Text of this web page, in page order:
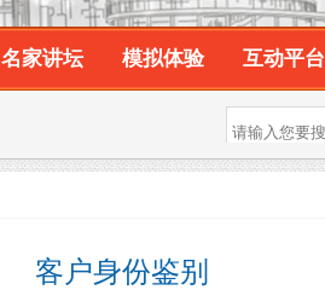
名家讲坛 模拟体验 互动平台
客户身份鉴别